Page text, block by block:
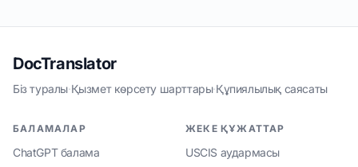
DocTranslator
Біз туралы·Қызмет көрсету шарттары·Құпиялылық саясаты
БАЛАМАЛАР
ChatGPT балама
ЖЕКЕ ҚҰЖАТТАР
USCIS аудармасы